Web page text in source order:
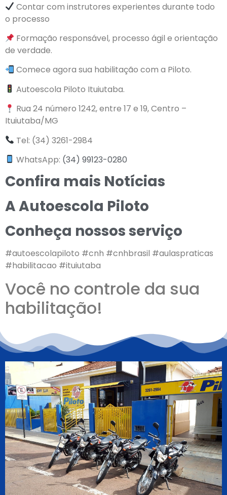
Contar com instrutores experientes durante todo
o processo
Formação responsável, processo ágil e orientação
de verdade.
Comece agora sua habilitação com a Piloto.
Autoescola Piloto Ituiutaba.
Rua 24 número 1242, entre 17 e 19, Centro –
Ituiutaba/MG
Tel: (34) 3261-2984
WhatsApp: (34) 99123-0280
Confira mais Notícias
A Autoescola Piloto
Conheça nossos serviço
#autoescolapiloto #cnh #cnhbrasil #aulaspraticas
#habilitacao #ituiutaba
Você no controle da sua
habilitação!